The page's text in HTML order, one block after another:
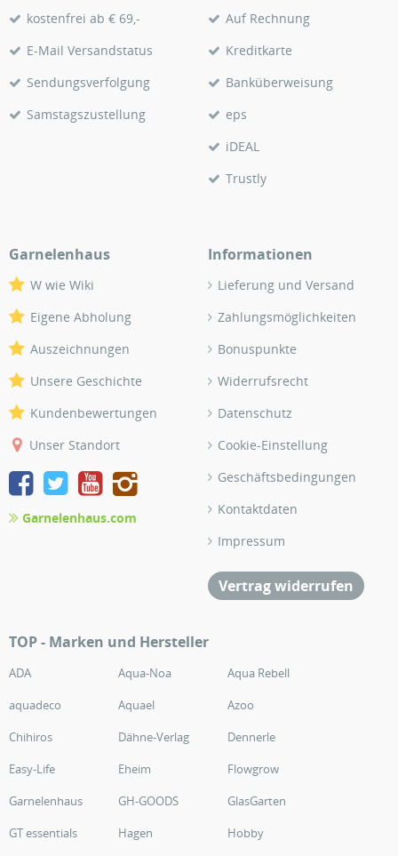
kostenfrei ab € 69,-
E-Mail Versandstatus
Sendungsverfolgung
Samstagszustellung
Auf Rechnung
Kreditkarte
Banküberweisung
eps
iDEAL
Trustly
Garnelenhaus
W wie Wiki
Eigene Abholung
Auszeichnungen
Unsere Geschichte
Kundenbewertungen
Unser Standort
Garnelenhaus.com
Informationen
Lieferung und Versand
Zahlungsmöglichkeiten
Bonuspunkte
Widerrufsrecht
Datenschutz
Cookie-Einstellung
Geschäftsbedingungen
Kontaktdaten
Impressum
Vertrag widerrufen
TOP - Marken und Hersteller
ADA Aqua-Noa
Aqua Rebell
aquadeco
Aquael
Azoo
Chihiros
Dähne-Verlag
Dennerle
Easy-Life
Eheim
Flowgrow
Garnelenhaus
GH-GOODS
GlasGarten
GT essentials
Hagen
Hobby